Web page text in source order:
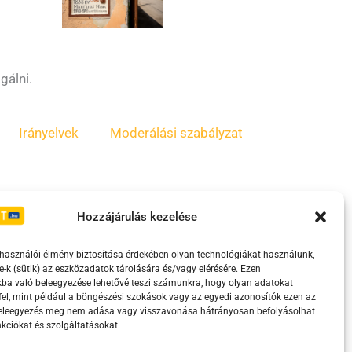
Hozzájárulás kezelése
élmény biztosítása érdekében olyan technológiákat használunk,
k (sütik) az eszközadatok tárolására és/vagy elérésére. Ezen
való beleegyezése lehetővé teszi számunkra, hogy olyan adatokat
mint például a böngészési szokások vagy az egyedi azonosítók ezen az
meg nem adása vagy visszavonása hátrányosan befolyásolhat
és szolgáltatásokat.
Irányelvek Moderálási szabályzat
támogatja.